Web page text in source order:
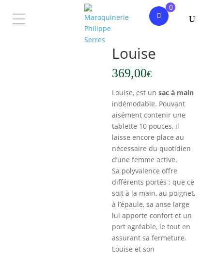
0
Sac à main
Louise
369,00€
Louise, est unsac à main
indémodable. Pouvant
aisément contenir une
tablette 10 pouces, il
laisse encore place au
nécessaire du quotidien
d’une femme active.
Sa polyvalence offre
différents portés : que ce
soit à la main, au poignet,
à l’épaule, sa anse large
lui apporte confort et un
port agréable, le tout en
assurant sa fermeture.
Louise et son